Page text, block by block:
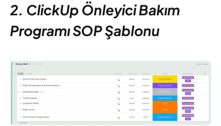
2. ClickUp Önleyici Bakım
Programı SOP Şablonu